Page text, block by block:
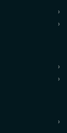
›
›
›
›
›